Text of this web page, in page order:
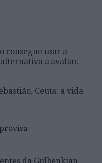
consegue usar a
a avaliar.
Ceuta: a vida
da Gulbenkian